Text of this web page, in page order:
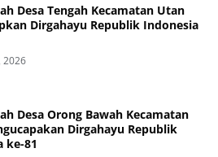
Desa Tengah Kecamatan Utan
Dirgahayu Republik Indonesia
2026
Desa Orong Bawah Kecamatan
Dirgahayu Republik
ke-81